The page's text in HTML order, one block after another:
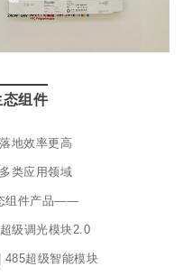
态组件
地效率更高
类应用领域
组件产品——
级调光模块2.0
485超级智能模块